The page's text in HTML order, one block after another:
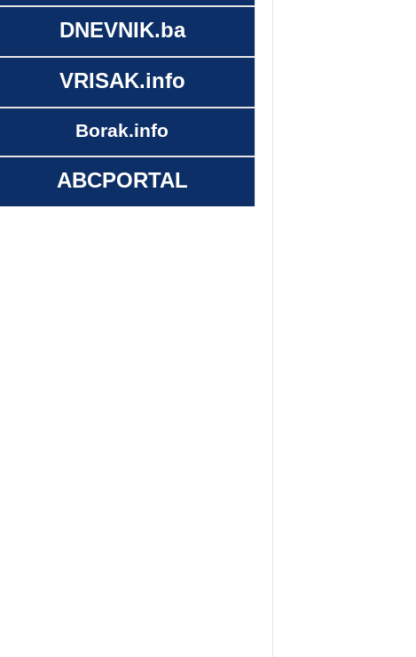
DNEVNIK.ba
VRISAK.info
Borak.info
ABCPORTAL